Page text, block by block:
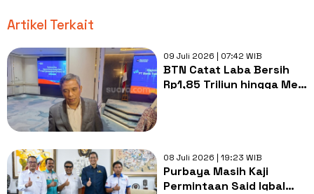
Artikel Terkait
09 Juli 2026 | 07:42 WIB
BTN Catat Laba Bersih
Rp1,85 Triliun hingga Mei
08 Juli 2026 | 19:23 WIB
Purbaya Masih Kaji
Permintaan Said Iqbal